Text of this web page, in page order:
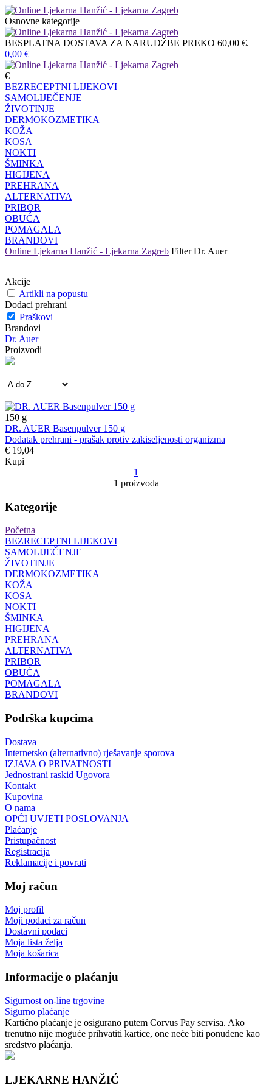
Osnovne kategorije
BESPLATNA DOSTAVA ZA NARUDŽBE PREKO 60,00 €.
0,00 €
€
BEZRECEPTNI LIJEKOVI
SAMOLIJEČENJE
ŽIVOTINJE
DERMOKOZMETIKA
KOŽA
KOSA
NOKTI
ŠMINKA
HIGIJENA
PREHRANA
ALTERNATIVA
PRIBOR
OBUĆA
POMAGALA
BRANDOVI
Online Ljekarna Hanžić - Ljekarna Zagreb Filter Dr. Auer
Akcije
Artikli na popustu
Dodaci prehrani
Praškovi
Brandovi
Dr. Auer
Proizvodi
150 g
DR. AUER Basenpulver 150 g
Dodatak prehrani - prašak protiv zakiseljenosti organizma
€ 19,04
Kupi
1
1 proizvoda
Kategorije
Početna
BEZRECEPTNI LIJEKOVI
SAMOLIJEČENJE
ŽIVOTINJE
DERMOKOZMETIKA
KOŽA
KOSA
NOKTI
ŠMINKA
HIGIJENA
PREHRANA
ALTERNATIVA
PRIBOR
OBUĆA
POMAGALA
BRANDOVI
Podrška kupcima
Dostava
Internetsko (alternativno) rješavanje sporova
IZJAVA O PRIVATNOSTI
Jednostrani raskid Ugovora
Kontakt
Kupovina
O nama
OPĆI UVJETI POSLOVANJA
Plaćanje
Pristupačnost
Registracija
Reklamacije i povrati
Moj račun
Moj profil
Moji podaci za račun
Dostavni podaci
Moja lista želja
Moja košarica
Informacije o plaćanju
Sigurnost on-line trgovine
Sigurno plaćanje
Kartično plaćanje je osigurano putem Corvus Pay servisa. Ako
trenutno nije moguće prihvatiti kartice, one neće biti ponuđene kao
sredstvo plaćanja.
LJEKARNE HANŽIĆ